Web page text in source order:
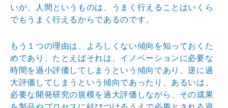
いが、人間というものは、うまく行えることはい くら
でもうまく行えるからであるのです。
もう１つの理由は、よろしくない傾向を知っておくた
めであり、たとえばそれは、イノベーションに必要な
時間を過小評価してしまうという傾向であり、逆に過
大評価してし まうという傾向であったり、あるいは、
必要な開発研究の規模を過大評価しながら、その成果